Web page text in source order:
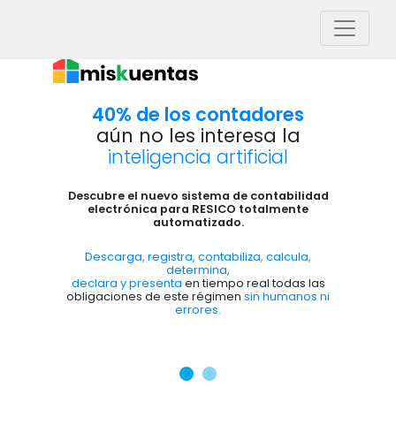
40% de los contadores
aún no les interesa la
inteligencia artificial
Descubre el nuevo sistema de contabilidad
electrónica para RESICO totalmente
automatizado.
Descarga, registra, contabiliza, calcula,
determina,
declara y presenta en tiempo real todas las
obligaciones de este régimen sin humanos ni
errores.